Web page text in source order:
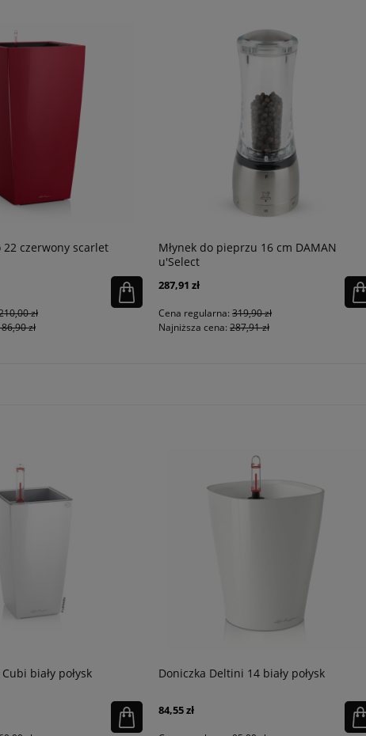
22 czerwony scarlet
zł
zł
Młynek do pieprzu 16 cm DAMAN
u'Select
287,91 zł
Cena regularna: 319,90 zł
Najniższa cena: 287,91 zł
biały połysk Doniczka Deltini 14 biały połysk
84,55 zł